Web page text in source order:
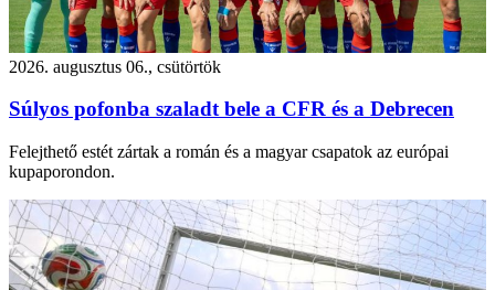
2026. augusztus 06., csütörtök
Súlyos pofonba szaladt bele a CFR és a Debrecen
Felejthető estét zártak a román és a magyar csapatok az európai
kupaporondon.